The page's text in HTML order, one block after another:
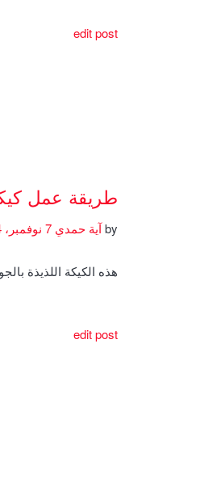
edit post
طريقة عمل
byآية حمدي
هذه الكيكة اللذيذة
edit post